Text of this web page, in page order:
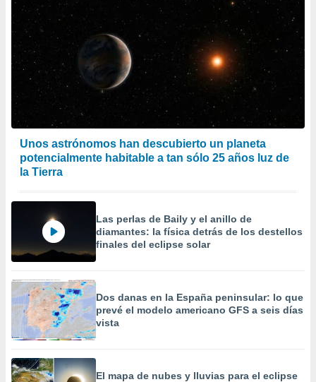
Unos astrónomos han descubierto un planeta
potencialmente habitable a tan sólo 25 años luz de
la Tierra
Las perlas de Baily y el anillo de
diamantes: la física detrás de los destellos
finales del eclipse solar
Dos danas en la España peninsular: lo que
prevé el modelo americano GFS a seis días
vista
​El mapa de nubes y lluvias para el eclipse